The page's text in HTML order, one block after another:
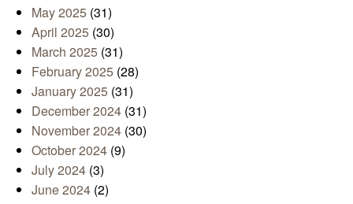
May 2025 (31)
April 2025 (30)
March 2025 (31)
February 2025 (28)
January 2025 (31)
December 2024 (31)
November 2024 (30)
October 2024 (9)
July 2024 (3)
June 2024 (2)